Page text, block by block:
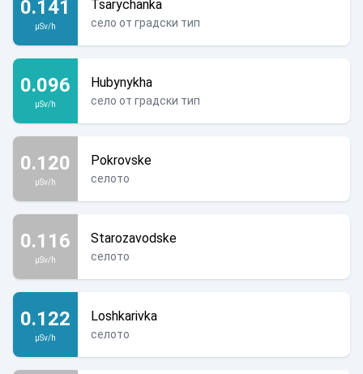
0.141
µSv/h
Tsarychanka
село от градски тип
0.096
µSv/h
Hubynykha
село от градски тип
0.120
µSv/h
Pokrovske
селото
0.116
µSv/h
Starozavodske
селото
0.122
µSv/h
Loshkarivka
селото